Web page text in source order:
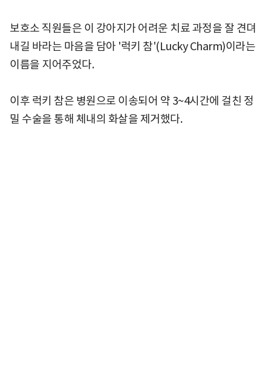
보호소 직원들은 이 강아지가 어려운 치료 과정을 잘 견뎌
내길 바라는 마음을 담아 '럭키 참'(Lucky Charm)이라는
이름을 지어주었다.
이후 럭키 참은 병원으로 이송되어 약 3~4시간에 걸친 정
밀 수술을 통해 체내의 화살을 제거했다.